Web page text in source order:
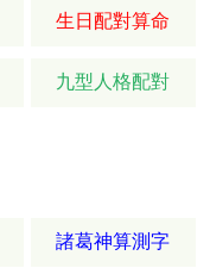
生日配對算命
九型人格配對
諸葛神算測字